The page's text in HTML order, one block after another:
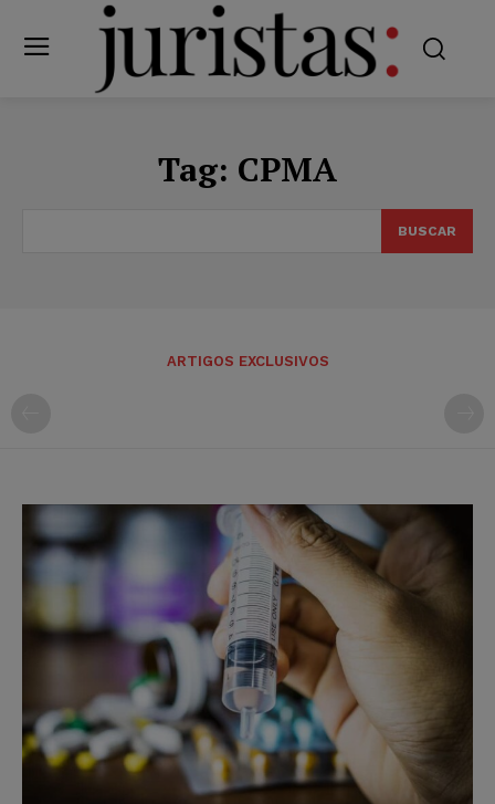
Tag: CPMA
BUSCAR
ARTIGOS EXCLUSIVOS